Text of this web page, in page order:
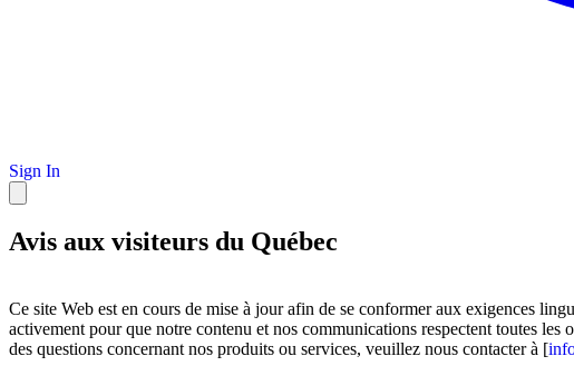
Sign In
Avis aux visiteurs du Québec
Ce site Web est en cours de mise à jour afin de se conformer aux exigences
activement pour que notre contenu et nos communications respectent toutes les
des questions concernant nos produits ou services, veuillez nous contacter à [